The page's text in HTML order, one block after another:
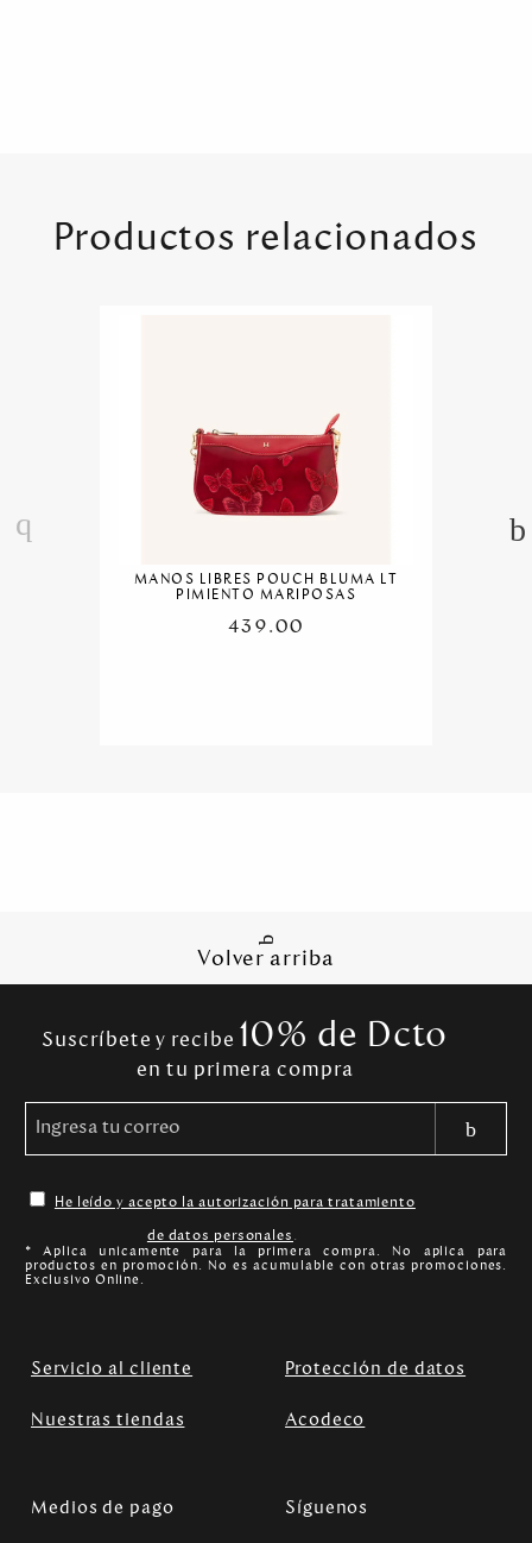
Productos relacionados
MANOS LIBRES POUCH BLUMA LT
PIMIENTO MARIPOSAS
439.00
Volver arriba
Suscríbete y recibe 10% de Dcto
en tu primera compra
He leído y acepto la autorización para tratamiento
de datos personales.
* Aplica unicamente para la primera compra. No aplica para
productos en promoción. No es acumulable con otras promociones.
Exclusivo Online.
Servicio al cliente Protección de datos
Nuestras tiendas Acodeco
Medios de pago Síguenos